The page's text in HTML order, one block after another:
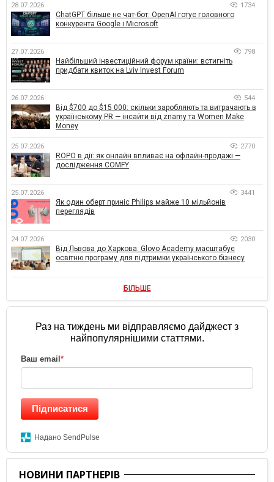
28.07.2026 1734
ChatGPT більше не чат-бот: OpenAI готує головного
конкурента Google і Microsoft
27.07.2026 798
Найбільший інвестиційний форум країни: встигніть
придбати квиток на Lviv Invest Forum
26.07.2026 544
Від $700 до $15 000: скільки заробляють та витрачають в
українському PR — інсайти від znamy та Women Make
Money
25.07.2026 2770
ROPO в дії: як онлайн впливає на офлайн-продажі —
дослідження COMFY
25.07.2026 3441
Як один оберт приніс Philips майже 10 мільйонів
переглядів
24.07.2026 2030
Від Львова до Харкова: Glovo Academy масштабує
освітню програму для підтримки українського бізнесу
БІЛЬШЕ
Раз на тиждень ми відправляємо дайджест з
найпопулярнішими статтями.
Ваш email *
Підписатися
Надано SendPulse
НОВИНИ ПАРТНЕРІВ